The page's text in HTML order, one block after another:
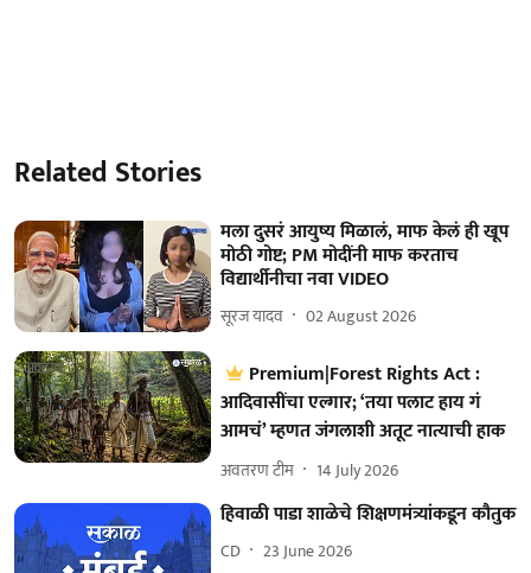
Related Stories
मला दुसरं आयुष्य मिळालं, माफ केलं ही खूप
मोठी गोष्ट; PM मोदींनी माफ करताच
विद्यार्थीनीचा नवा VIDEO
सूरज यादव 02 August 2026
Premium|Forest Rights Act :
आदिवासींचा एल्गार; ‘तया पलाट हाय गं
आमचं’ म्हणत जंगलाशी अतूट नात्याची हाक
अवतरण टीम 14 July 2026
हिवाळी पाडा शाळेचे शिक्षणमंत्र्यांकडून कौतुक
CD 23 June 2026